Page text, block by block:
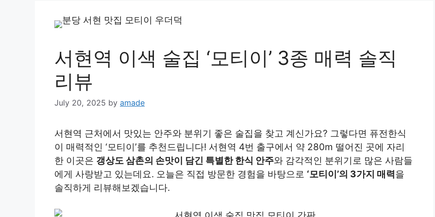
서현역 이색 술집 ‘모티이’ 3종 매력 솔직
리뷰
July 20, 2025 by amade
서현역 근처에서 맛있는 안주와 분위기 좋은 술집을 찾고 계신가요? 그렇다면 퓨전한식
이 매력적인 ‘모티이’를 추천드립니다! 서현역 4번 출구에서 약 280m 떨어진 곳에 자리
한 이곳은 갱상도 삼촌의 손맛이 담긴 특별한 한식 안주와 감각적인 분위기로 많은 사람들
에게 사랑받고 있는데요. 오늘은 직접 방문한 경험을 바탕으로 ‘모티이’의 3가지 매력 을
솔직하게 리뷰해보겠습니다.